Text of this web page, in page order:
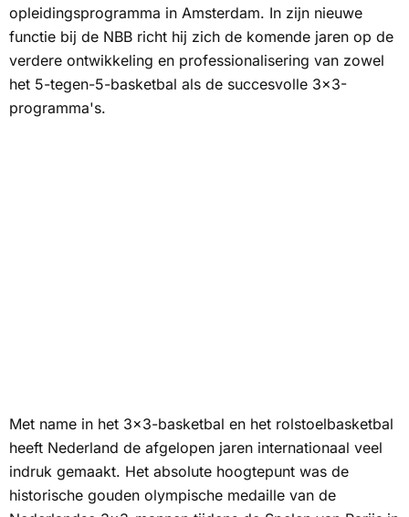
opleidingsprogramma in Amsterdam. In zijn nieuwe
functie bij de NBB richt hij zich de komende jaren op de
verdere ontwikkeling en professionalisering van zowel
het 5-tegen-5-basketbal als de succesvolle 3x3-
programma's.
Met name in het 3x3-basketbal en het rolstoelbasketbal
heeft Nederland de afgelopen jaren internationaal veel
indruk gemaakt. Het absolute hoogtepunt was de
historische gouden olympische medaille van de